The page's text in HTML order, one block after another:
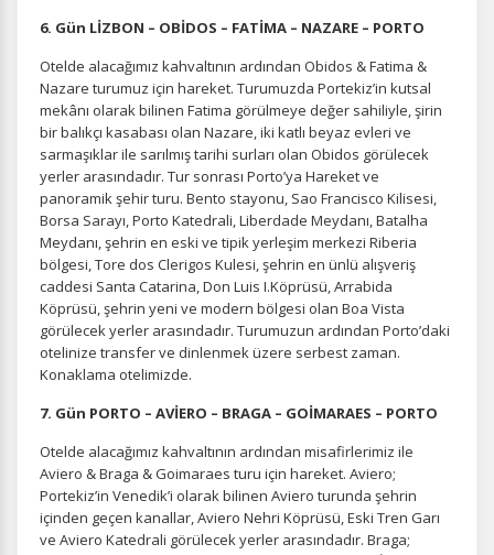
ÇEREZ KULLANIM AYARLARINIZ
Çerez tercihlerinizibelirleyin.
6. Gün LİZBON – OBİDOS – FATİMA – NAZARE – PORTO
Otelde alacağımız kahvaltının ardından Obidos & Fatima &
Nazare turumuz için hareket. Turumuzda Portekiz’in kutsal
mekânı olarak bilinen Fatima görülmeye değer sahiliyle, şirin
bir balıkçı kasabası olan Nazare, iki katlı beyaz evleri ve
sarmaşıklar ile sarılmış tarihi surları olan Obidos görülecek
yerler arasındadır. Tur sonrası Porto’ya Hareket ve
panoramik şehir turu. Bento stayonu, Sao Francisco Kilisesi,
Borsa Sarayı, Porto Katedrali, Liberdade Meydanı, Batalha
Meydanı, şehrin en eski ve tipik yerleşim merkezi Riberia
bölgesi, Tore dos Clerigos Kulesi, şehrin en ünlü alışveriş
caddesi Santa Catarina, Don Luis I.Köprüsü, Arrabida
Köprüsü, şehrin yeni ve modern bölgesi olan Boa Vista
görülecek yerler arasındadır. Turumuzun ardından Porto’daki
otelinize transfer ve dinlenmek üzere serbest zaman.
Konaklama otelimizde.
7. Gün PORTO – AVİERO – BRAGA – GOİMARAES – PORTO
Otelde alacağımız kahvaltının ardından misafirlerimiz ile
Aviero & Braga & Goimaraes turu için hareket. Aviero;
Portekiz’in Venedik’i olarak bilinen Aviero turunda şehrin
içinden geçen kanallar, Aviero Nehri Köprüsü, Eski Tren Garı
ve Aviero Katedrali görülecek yerler arasındadır. Braga;